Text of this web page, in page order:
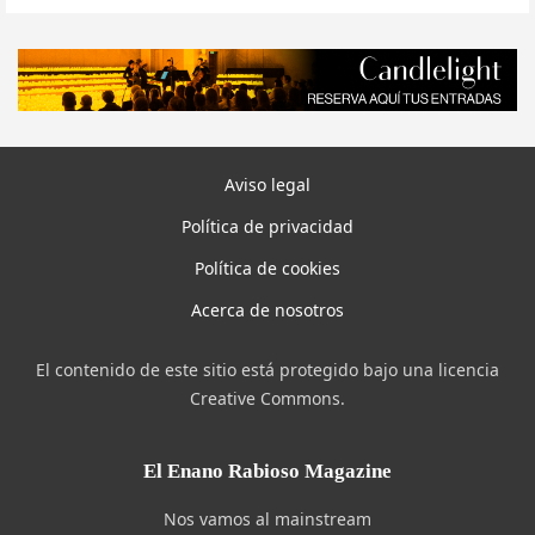
Aviso legal
Política de privacidad
Política de cookies
Acerca de nosotros
El contenido de este sitio está protegido bajo una licencia
Creative Commons.
El Enano Rabioso Magazine
Nos vamos al mainstream